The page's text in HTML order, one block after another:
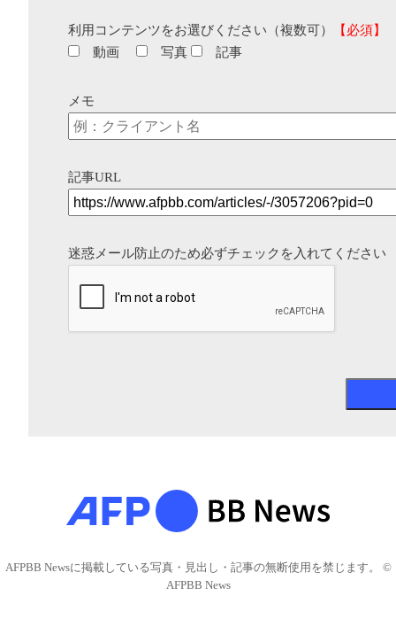
利用コンテンツをお選びください（複数可）
【必須】
動画
写真 記事
メモ
記事URL
迷惑メール防止のため必ずチェックを入れてください
AFPBB Newsに掲載している写真・見出し・記事の無断使用を禁じます。 ©
AFPBB News